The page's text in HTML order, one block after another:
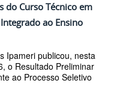
do Curso Técnico em
ao Ensino
Ipameri publicou, nesta
o Resultado Preliminar
ao Processo Seletivo